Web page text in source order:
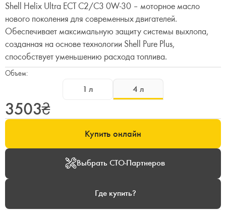
Shell Helix Ultra ECT C2/C3 0W-30 – моторное масло
нового поколения для современных двигателей.
Обеспечивает максимальную защиту системы выхлопа,
созданная на основе технологии Shell Pure Plus,
способствует уменьшению расхода топлива.
Объем:
1 л 4 л
3503₴
Купить онлайн
Выбрать СТО-Партнеров
Где купить?